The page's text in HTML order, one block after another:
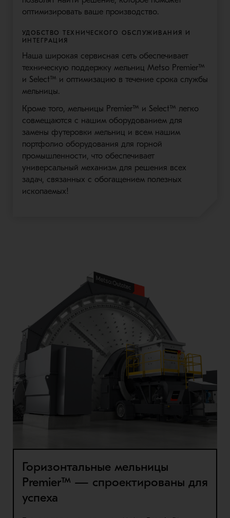
оптимизировать ваше производство.
УДОБСТВО ТЕХНИЧЕСКОГО ОБСЛУЖИВАНИЯ И
ИНТЕГРАЦИЯ
Наша широкая сервисная сеть обеспечивает
техническую поддержку мельниц Metso Premier™
и Select™ и оптимизацию в течение срока службы
мельницы.
Кроме того, мельницы Premier™ и Select™ легко
совмещаются с нашим оборудованием для
замены футеровки мельниц и всем нашим
портфолио оборудования для горной
промышленности, что обеспечивает
универсальный механизм для решения всех
задач, связанных с обогащением полезных
ископаемых!
Горизонтальные мельницы
Premier™ — спроектированы для
успеха